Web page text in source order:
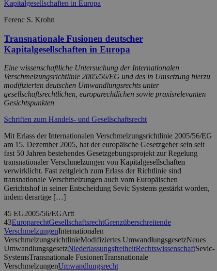
Ferenc S. Krohn
Transnationale Fusionen deutscher
Kapitalgesellschaften in Europa
Eine wissenschaftliche Untersuchung der Internationalen
Verschmelzungsrichtlinie 2005/56/EG und des in Umsetzung hierzu
modifizierten deutschen Umwandlungsrechts unter
gesellschaftsrechtlichen, europarechtlichen sowie praxisrelevanten
Gesichtspunkten
Schriften zum Handels- und Gesellschaftsrecht
Mit Erlass der Internationalen Verschmelzungsrichtlinie 2005/56/EG
am 15. Dezember 2005, hat der europäische Gesetzgeber sein seit
fast 50 Jahren bestehendes Gesetzgebungsprojekt zur Regelung
transnationaler Verschmelzungen von Kapitalgesellschaften
verwirklicht. Fast zeitgleich zum Erlass der Richtlinie sind
transnationale Verschmelzungen auch vom Europäischen
Gerichtshof in seiner Entscheidung Sevic Systems gestärkt worden,
indem derartige […]
45 EG2005/56/EGArtt
43EuroparechtGesellschaftsrechtGrenzüberschreitende
VerschmelzungenInternationalen
VerschmelzungsrichtlinieModifiziertes UmwandlungsgesetzNeues
UmwandlungsgesetzNiederlassungsfreiheitRechtswissenschaftSevic-
SystemsTransnationale FusionenTransnationale
VerschmelzungenUmwandlungsrecht